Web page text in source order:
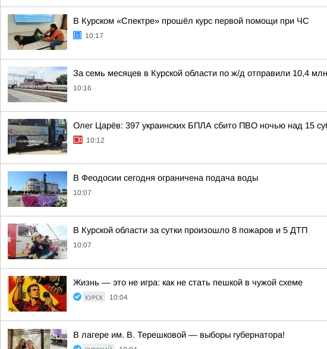
В Курском «Спектре» прошёл курс первой помощи при ЧС
10:17
За семь месяцев в Курской области по ж/д отправили 10,4 млн
10:16
Олег Царёв: 397 украинских БПЛА сбито ПВО ночью над 15
10:12
В Феодосии сегодня ограничена подача воды
10:07
В Курской области за сутки произошло 8 пожаров и 5 ДТП
10:07
Жизнь — это не игра: как не стать пешкой в чужой схеме
КУРСК 10:04
В лагере им. В. Терешковой — выборы губернатора!